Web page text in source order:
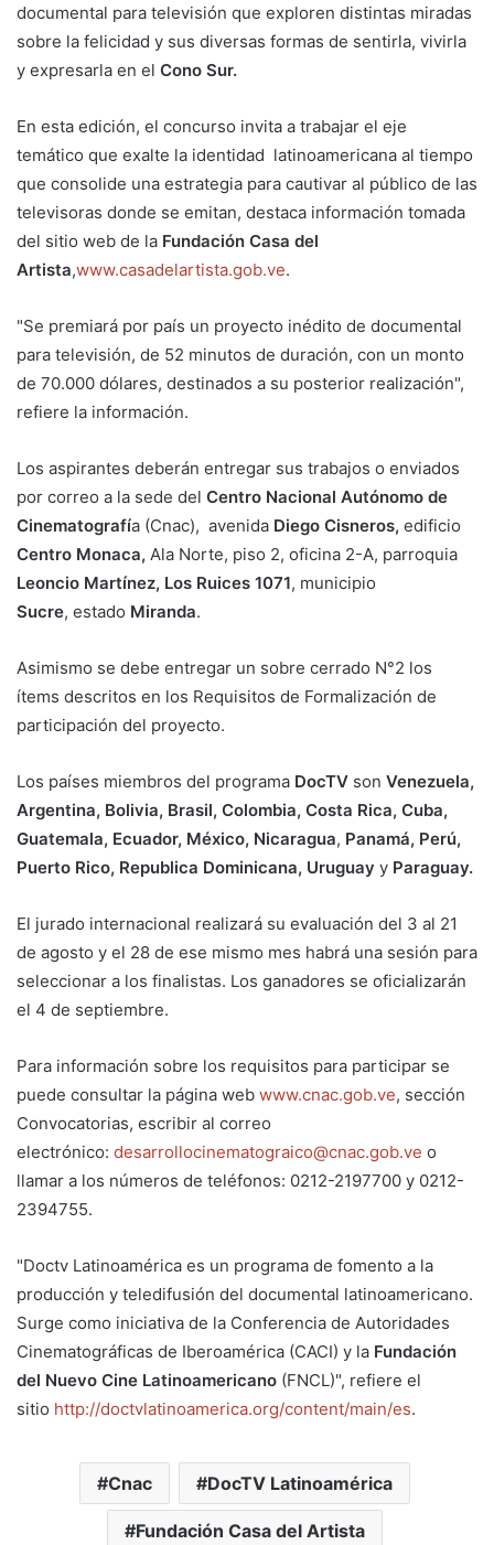
documental para televisión que exploren distintas miradas
sobre la felicidad y sus diversas formas de sentirla, vivirla
y expresarla en el Cono Sur.
En esta edición, el concurso invita a trabajar el eje
temático que exalte la identidad latinoamericana al tiempo
que consolide una estrategia para cautivar al público de las
televisoras donde se emitan, destaca información tomada
del sitio web de la Fundación Casa del
Artista,www.casadelartista.gob.ve.
"Se premiará por país un proyecto inédito de documental
para televisión, de 52 minutos de duración, con un monto
de 70.000 dólares, destinados a su posterior realización",
refiere la información.
Los aspirantes deberán entregar sus trabajos o enviados
por correo a la sede del Centro Nacional Autónomo de
Cinematografía (Cnac), avenida Diego Cisneros, edificio
Centro Monaca, Ala Norte, piso 2, oficina 2-A, parroquia
Leoncio Martínez, Los Ruices 1071, municipio
Sucre, estado Miranda.
Asimismo se debe entregar un sobre cerrado N°2 los
ítems descritos en los Requisitos de Formalización de
participación del proyecto.
Los países miembros del programa DocTV son Venezuela,
Argentina, Bolivia, Brasil, Colombia, Costa Rica, Cuba,
Guatemala, Ecuador, México, Nicaragua, Panamá, Perú,
Puerto Rico, Republica Dominicana, Uruguay y Paraguay.
El jurado internacional realizará su evaluación del 3 al 21
de agosto y el 28 de ese mismo mes habrá una sesión para
seleccionar a los finalistas. Los ganadores se oficializarán
el 4 de septiembre.
Para información sobre los requisitos para participar se
puede consultar la página web www.cnac.gob.ve, sección
Convocatorias, escribir al correo
electrónico: desarrollocinematograico@cnac.gob.ve o
llamar a los números de teléfonos: 0212-2197700 y 0212-
2394755.
"Doctv Latinoamérica es un programa de fomento a la
producción y teledifusión del documental latinoamericano.
Surge como iniciativa de la Conferencia de Autoridades
Cinematográficas de Iberoamérica (CACI) y la Fundación
del Nuevo Cine Latinoamericano (FNCL)", refiere el
sitio http://doctvlatinoamerica.org/content/main/es.
Cnac DocTV Latinoamérica
Fundación Casa del Artista